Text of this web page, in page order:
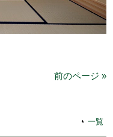
前のページ »
一覧